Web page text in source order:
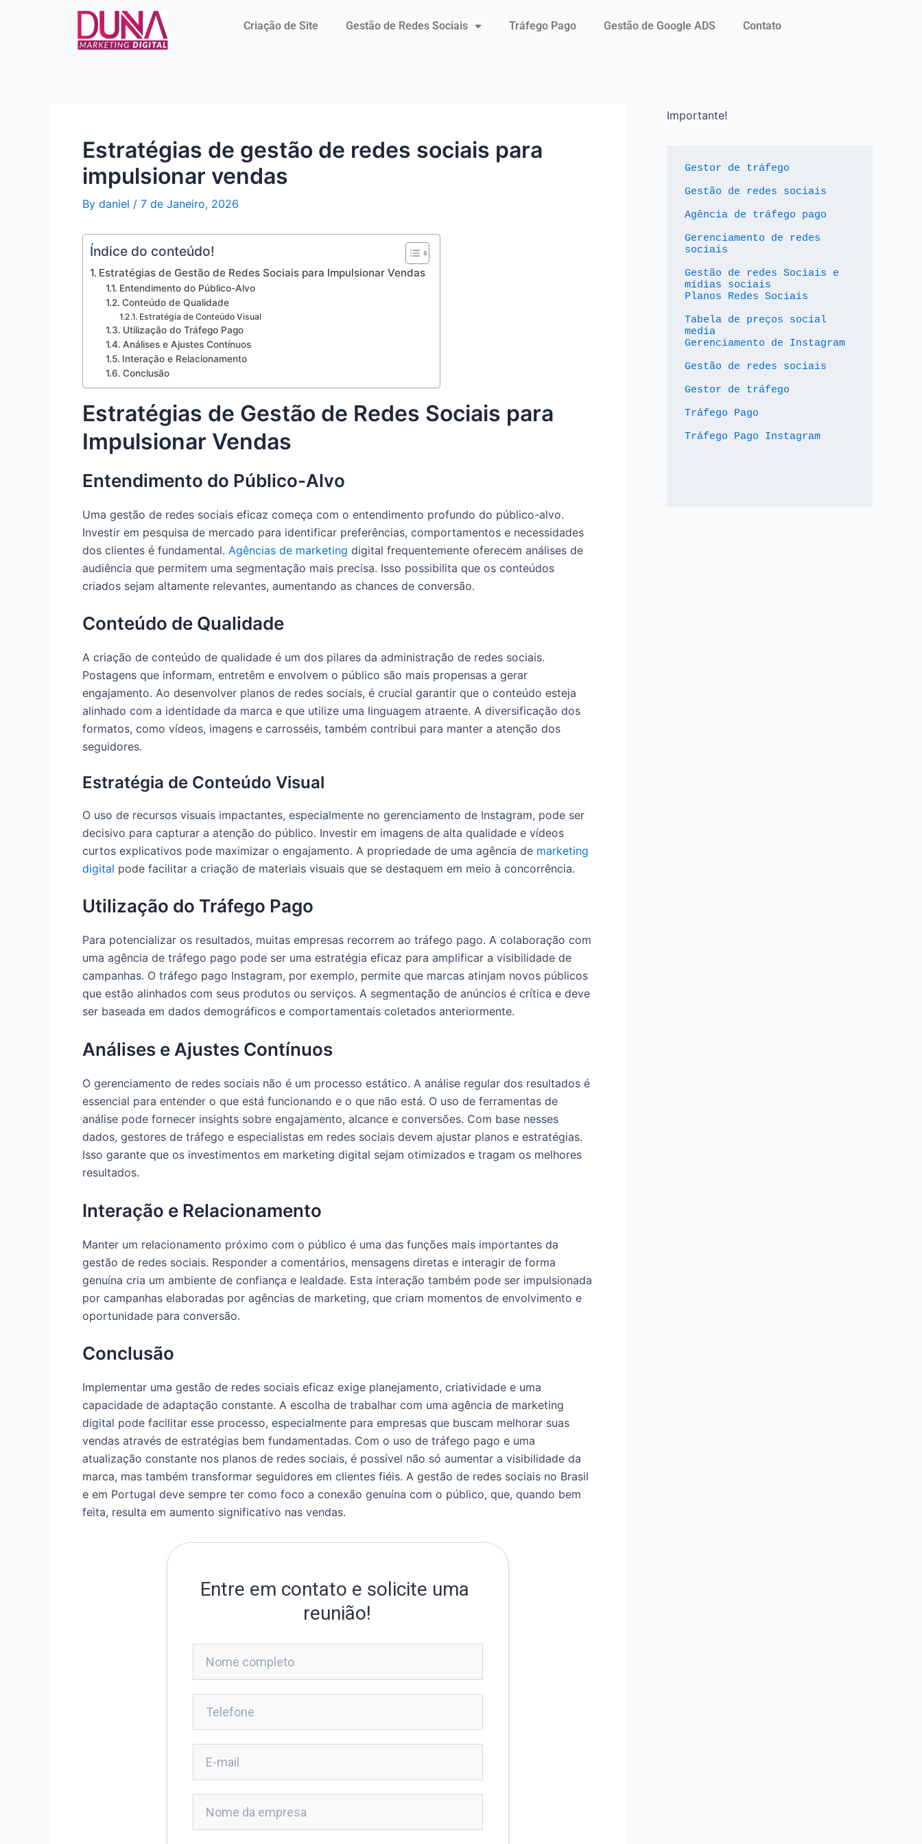
Criação de Site Gestão de Redes Sociais Tráfego Pago Gestão de Google ADS Contato
Estratégias de gestão de redes sociais para
impulsionar vendas
By daniel / 7 de Janeiro, 2026
Índice do conteúdo!
Estratégias de Gestão de Redes Sociais para Impulsionar Vendas
Entendimento do Público-Alvo
Conteúdo de Qualidade
Estratégia de Conteúdo Visual
Utilização do Tráfego Pago
Análises e Ajustes Contínuos
Interação e Relacionamento
Conclusão
Estratégias de Gestão de Redes Sociais para
Impulsionar Vendas
Entendimento do Público-Alvo
Uma gestão de redes sociais eficaz começa com o entendimento profundo do público-alvo.
Investir em pesquisa de mercado para identificar preferências, comportamentos e necessidades
dos clientes é fundamental. Agências de marketing digital frequentemente oferecem análises de
audiência que permitem uma segmentação mais precisa. Isso possibilita que os conteúdos
criados sejam altamente relevantes, aumentando as chances de conversão.
Conteúdo de Qualidade
A criação de conteúdo de qualidade é um dos pilares da administração de redes sociais.
Postagens que informam, entretêm e envolvem o público são mais propensas a gerar
engajamento. Ao desenvolver planos de redes sociais, é crucial garantir que o conteúdo esteja
alinhado com a identidade da marca e que utilize uma linguagem atraente. A diversificação dos
formatos, como vídeos, imagens e carrosséis, também contribui para manter a atenção dos
seguidores.
Estratégia de Conteúdo Visual
O uso de recursos visuais impactantes, especialmente no gerenciamento de Instagram, pode ser
decisivo para capturar a atenção do público. Investir em imagens de alta qualidade e vídeos
curtos explicativos pode maximizar o engajamento. A propriedade de uma agência de marketing
digital pode facilitar a criação de materiais visuais que se destaquem em meio à concorrência.
Utilização do Tráfego Pago
Para potencializar os resultados, muitas empresas recorrem ao tráfego pago. A colaboração com
uma agência de tráfego pago pode ser uma estratégia eficaz para amplificar a visibilidade de
campanhas. O tráfego pago Instagram, por exemplo, permite que marcas atinjam novos públicos
que estão alinhados com seus produtos ou serviços. A segmentação de anúncios é crítica e deve
ser baseada em dados demográficos e comportamentais coletados anteriormente.
Análises e Ajustes Contínuos
O gerenciamento de redes sociais não é um processo estático. A análise regular dos resultados é
essencial para entender o que está funcionando e o que não está. O uso de ferramentas de
análise pode fornecer insights sobre engajamento, alcance e conversões. Com base nesses
dados, gestores de tráfego e especialistas em redes sociais devem ajustar planos e estratégias.
Isso garante que os investimentos em marketing digital sejam otimizados e tragam os melhores
resultados.
Interação e Relacionamento
Manter um relacionamento próximo com o público é uma das funções mais importantes da
gestão de redes sociais. Responder a comentários, mensagens diretas e interagir de forma
genuína cria um ambiente de confiança e lealdade. Esta interação também pode ser impulsionada
por campanhas elaboradas por agências de marketing, que criam momentos de envolvimento e
oportunidade para conversão.
Conclusão
Implementar uma gestão de redes sociais eficaz exige planejamento, criatividade e uma
capacidade de adaptação constante. A escolha de trabalhar com uma agência de marketing
digital pode facilitar esse processo, especialmente para empresas que buscam melhorar suas
vendas através de estratégias bem fundamentadas. Com o uso de tráfego pago e uma
atualização constante nos planos de redes sociais, é possível não só aumentar a visibilidade da
marca, mas também transformar seguidores em clientes fiéis. A gestão de redes sociais no Brasil
e em Portugal deve sempre ter como foco a conexão genuína com o público, que, quando bem
feita, resulta em aumento significativo nas vendas.
navigation
Importante!
Gestor de tráfego
Gestão de redes sociais
Agência de tráfego pago
Gerenciamento de redes
sociais
Gestão de redes Sociais e
mídias sociais
Planos Redes Sociais
Tabela de preços social
media
Gerenciamento de Instagram
Gestão de redes sociais
Gestor de tráfego
Tráfego Pago
Tráfego Pago Instagram